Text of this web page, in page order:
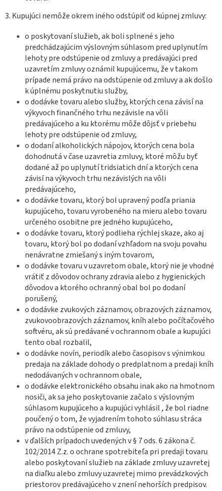
3. Kupujúci nemôže okrem iného odstúpiť od kúpnej zmluvy:
o poskytovaní služieb, ak boli splnené s jeho
predchádzajúcim výslovným súhlasom pred uplynutím
lehoty pre odstúpenie od zmluvy a predávajúci pred
uzavretím zmluvy oznámil kupujúcemu, že v takom
prípade nemá právo na odstúpenie od zmluvy a ak došlo
k úplnému poskytnutiu služby,
o dodávke tovaru alebo služby, ktorých cena závisí na
výkyvoch finančného trhu nezávisle na vôli
predávajúceho a ku ktorému môže dôjsť v priebehu
lehoty pre odstúpenie od zmluvy,
o dodaní alkoholických nápojov, ktorých cena bola
dohodnutá v čase uzavretia zmluvy, ktoré môžu byť
dodané až po uplynutí tridsiatich dní a ktorých cena
závisí na výkyvoch trhu nezávislých na vôli
predávajúceho,
o dodávke tovaru, ktorý bol upravený podľa priania
kupujúceho, tovaru vyrobeného na mieru alebo tovaru
určeného osobitne pre jedného kupujúceho,
o dodávke tovaru, ktorý podlieha rýchlej skaze, ako aj
tovaru, ktorý bol po dodaní vzhľadom na svoju povahu
nenávratne zmiešaný s iným tovarom,
o dodávke tovaru v uzavretom obale, ktorý nie je vhodné
vrátiť z dôvodov ochrany zdravia alebo z hygienických
dôvodov a ktorého ochranný obal bol po dodaní
porušený,
o dodávke zvukových záznamov, obrazových záznamov,
zvukovoobrazových záznamov, kníh alebo počítačového
softvéru, ak sú predávané v ochrannom obale a kupujúci
tento obal rozbalil,
o dodávke novín, periodík alebo časopisov s výnimkou
predaja na základe dohody o predplatnom a predaji kníh
nedodávaných v ochrannom obale,
o dodávke elektronického obsahu inak ako na hmotnom
nosiči, ak sa jeho poskytovanie začalo s výslovným
súhlasom kupujúceho a kupujúci vyhlásil , že bol riadne
poučený o tom, že vyjadrením tohoto súhlasu stráca
právo na odstúpenie od zmluvy,
v ďalších prípadoch uvedených v § 7 ods. 6 zákona č.
102/2014 Z.z. o ochrane spotrebiteľa pri predaji tovaru
alebo poskytovaní služieb na základe zmluvy uzavretej
na diaľku alebo zmluvy uzavretej mimo prevádzkových
priestorov predávajúceho v znení nehorších predpisov.